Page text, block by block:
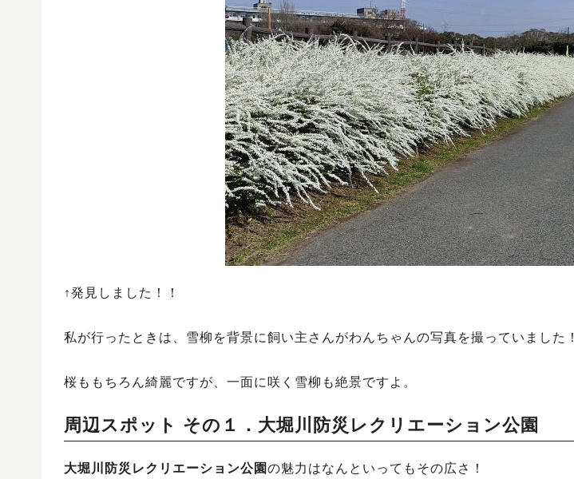
↑発見しました！！
私が行ったときは、雪柳を背景に飼い主さんがわんちゃんの写真を撮っていました！
桜ももちろん綺麗ですが、一面に咲く雪柳も絶景ですよ。
周辺スポット その１．大堀川防災レクリエーション公園
大堀川防災レクリエーション公園の魅力はなんといってもその広さ！